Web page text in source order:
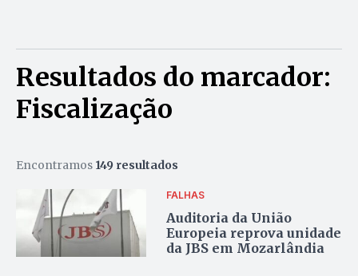
Resultados do marcador:
Fiscalização
Encontramos 149 resultados
FALHAS
Auditoria da União
Europeia reprova unidade
da JBS em Mozarlândia